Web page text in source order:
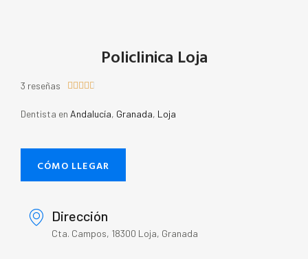
Policlinica Loja
3 reseñas     
Dentista en Andalucía, Granada, Loja
CÓMO LLEGAR
Dirección
Cta. Campos, 18300 Loja, Granada